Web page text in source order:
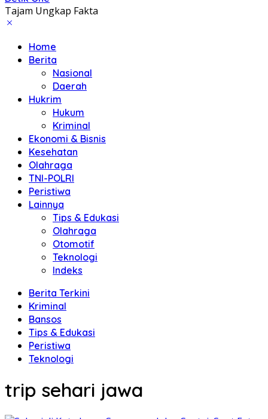
Tajam Ungkap Fakta
Home
Berita
Nasional
Daerah
Hukrim
Hukum
Kriminal
Ekonomi & Bisnis
Kesehatan
Olahraga
TNI-POLRI
Peristiwa
Lainnya
Tips & Edukasi
Olahraga
Otomotif
Teknologi
Indeks
Berita Terkini
Kriminal
Bansos
Tips & Edukasi
Peristiwa
Teknologi
trip sehari jawa